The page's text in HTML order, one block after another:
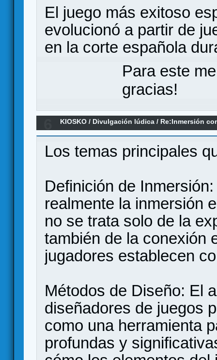
El juego más exitoso
evolucionó a partir de
en la corte española
Para este
gracias!
KIOSKO / Divulgación lúdica / Re:Inmersión
Los temas principales
Definición de
realmente la inmersión
no se trata solo de la
también de la conexión
jugadores establecen
Métodos de Diseño: El
diseñadores de juegos
como una herramienta
profundas y